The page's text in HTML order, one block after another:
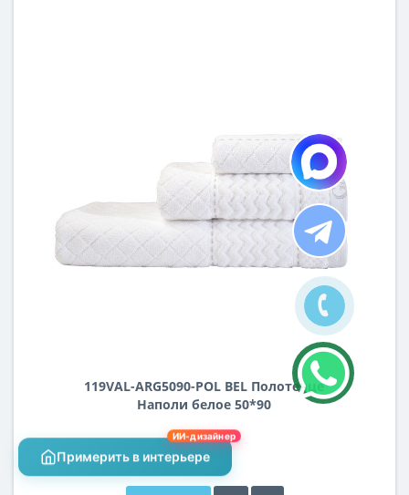
119VAL-ARG5090-POL BEL Полотенце
Наполи белое 50*90
Цена:
1 901 ₽
Примерить в интерьере
ИИ-дизайнер